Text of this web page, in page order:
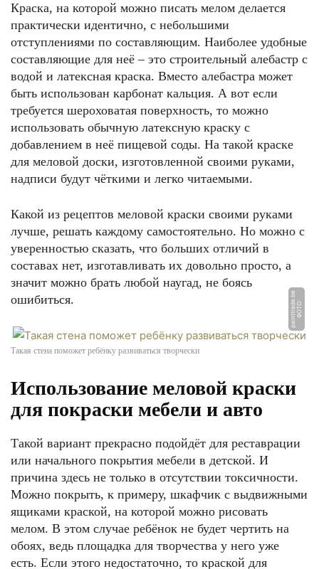
Краска, на которой можно писать мелом делается
практически идентично, с небольшими
отступлениями по составляющим. Наиболее удобные
составляющие для неё – это строительный алебастр с
водой и латексная краска. Вместо алебастра может
быть использован карбонат кальция. А вот если
требуется шероховатая поверхность, то можно
использовать обычную латексную краску с
добавлением в неё пищевой соды. На такой краске
для меловой доски, изготовленной своими руками,
надписи будут чёткими и легко читаемыми.
Какой из рецептов меловой краски своими руками
лучше, решать каждому самостоятельно. Но можно с
уверенностью сказать, что больших отличий в
составах нет, изготавливать их довольно просто, а
значит можно брать любой наугад, не боясь
ошибиться.
Ф
О
Т
О:
p
ai
n
t
t
r
a
d
e.
b
e
Такая стена поможет ребёнку развиваться творчески
Использование меловой краски
для покраски мебели и авто
Такой вариант прекрасно подойдёт для реставрации
или начального покрытия мебели в детской. И
причина здесь не только в отсутствии токсичности.
Можно покрыть, к примеру, шкафчик с выдвижными
ящиками краской, на которой можно рисовать
мелом. В этом случае ребёнок не будет чертить на
обоях, ведь площадка для творчества у него уже
есть. Если этого недостаточно, то краской для